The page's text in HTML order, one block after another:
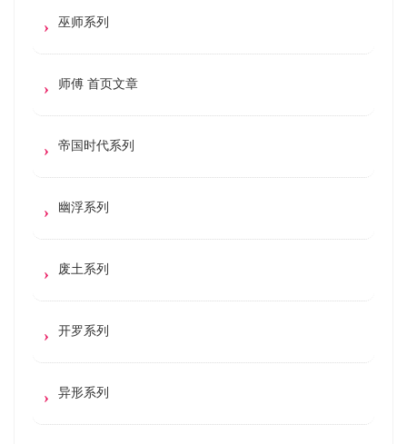
巫师系列
师傅 首页文章
帝国时代系列
幽浮系列
废土系列
开罗系列
异形系列